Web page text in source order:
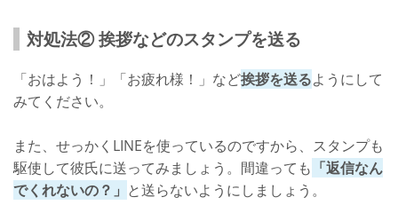
対処法② 挨拶などのスタンプを送る
「おはよう！」「お疲れ様！」など挨拶を送るようにして
みてください。
また、せっかくLINEを使っているのですから、スタンプも
駆使して彼氏に送ってみましょう。間違っても 「返信なん
でくれないの？」 と送らないようにしましょう。